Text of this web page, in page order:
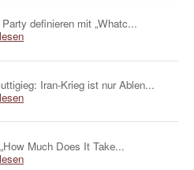
definieren mit „Whatc...
Iran-Krieg ist nur Ablen...
Much Does It Take...